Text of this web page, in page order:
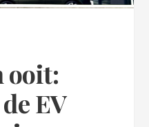
ooit:
EV